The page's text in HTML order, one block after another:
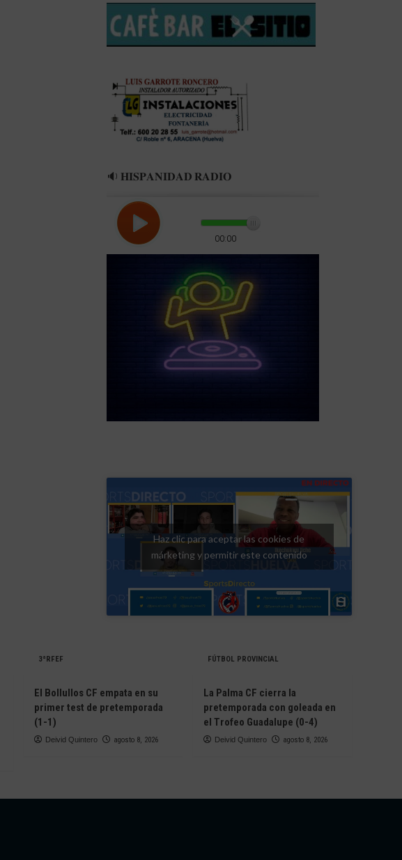
🔉 𝐇𝐈𝐒𝐏𝐀𝐍𝐈𝐃𝐀𝐃 𝐑𝐀𝐃𝐈𝐎
Haz clic para aceptar las cookies de
márketing y permitir este contenido
3ªRFEF
El Bollullos CF empata en su
primer test de pretemporada
(1-1)
Deivid Quintero agosto 8, 2026
FÚTBOL PROVINCIAL
La Palma CF cierra la
pretemporada con goleada en
el Trofeo Guadalupe (0-4)
Deivid Quintero agosto 8, 2026